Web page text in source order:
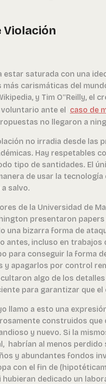
Violación
estar saturada con una
más carismáticas del
y Tim O‟Reilly, el
ante el caso de
no llegaron a
no irradia desde las
Hay respetables
tipo de santidades. El
de usar la
salvo.
de la Universidad de
presentaron
una bizarra forma de
antes, incluso en
para conseguir la forma
y apagarlos por control
algo de los
para garantizar que el
llamo a esto una
construidos
y nuevo. Si la
habrían al menos perdido
y abundantes fondos
con el fin de
hubieran dedicado un